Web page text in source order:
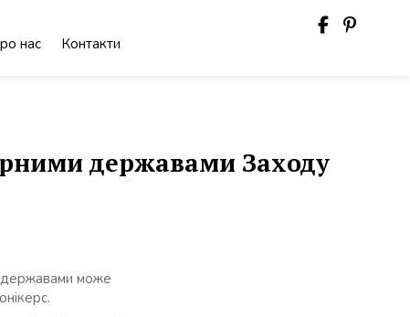
нас Контакти
державами Заходу
державами може